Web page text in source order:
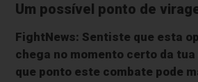
Um possível ponto de
FightNews: Sentiste que esta
chega no momento certo da
que ponto este combate pode